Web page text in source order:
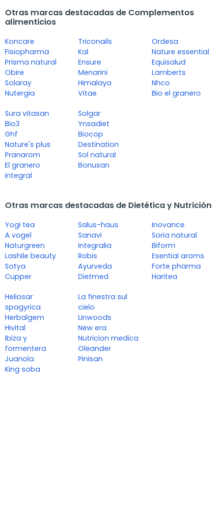
Otras marcas destacadas de Complementos
alimenticios
Koncare
Fisiopharma
Prisma natural
Obire
Solaray
Nutergia
Triconails
Kal
Ensure
Menarini
Himalaya
Vitae
Ordesa
Nature essential
Equisalud
Lamberts
Nhco
Bio el granero
Sura vitasan
Bio3
Ghf
Nature's plus
Pranarom
El granero
integral
Solgar
Ynsadiet
Biocop
Destination
Sol natural
Bonusan
Otras marcas destacadas de Dietética y Nutrición
Yogi tea
A vogel
Naturgreen
Lashile beauty
Sotya
Cupper
Salus-haus
Sanavi
Integralia
Robis
Ayurveda
Dietmed
Inovance
Soria natural
Biform
Esential aroms
Forte pharma
Haritea
Heliosar
spagyrica
Herbalgem
Hivital
Ibiza y
formentera
Juanola
King soba
La finestra sul
cielo
Linwoods
New era
Nutricion medica
Oleander
Pinisan